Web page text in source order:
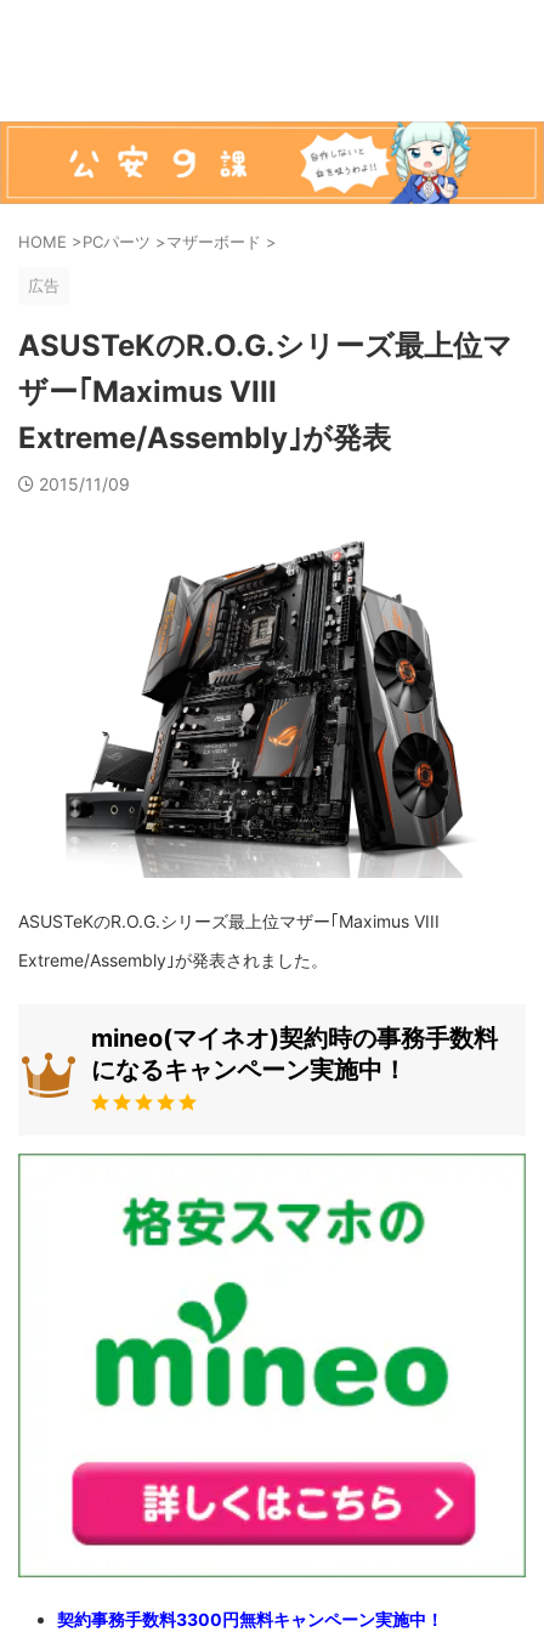
HOME >PCパーツ >マザーボード >
広告
ASUSTeKのR.O.G.シリーズ最上位マ
ザー｢Maximus VIII
Extreme/Assembly｣が発表
2015/11/09
ASUSTeKのR.O.G.シリーズ最上位マザー｢Maximus VIII
Extreme/Assembly｣が発表されました。
mineo(マイネオ)契約時の事務手数料
になるキャンペーン実施中！
契約事務手数料3300円無料キャンペーン実施中！